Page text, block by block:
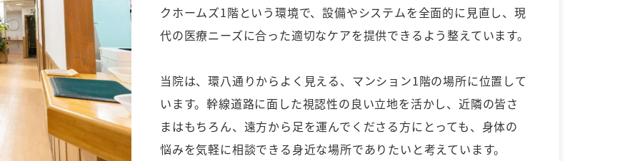
クホームズ1階という環境で、設備やシステムを全面的に見直し、現
代の医療ニーズに合った適切なケアを提供できるよう整えています。
当院は、環八通りからよく見える、マンション1階の場所に位置して
います。幹線道路に面した視認性の良い立地を活かし、近隣の皆さ
まはもちろん、遠方から足を運んでくださる方にとっても、身体の
悩みを気軽に相談できる身近な場所でありたいと考えています。